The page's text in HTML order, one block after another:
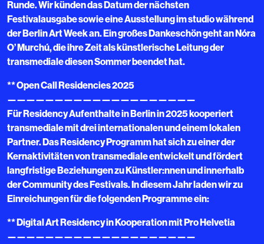
Runde. Wir künden das Datum der nächsten
Festivalausgabe sowie eine Ausstellung im studio während
der Berlin Art Week an. Ein großes Dankeschön geht an Nóra
O’ Murchú, die ihre Zeit als künstlerische Leitung der
transmediale diesen Sommer beendet hat.
** Open Call Residencies 2025
————————————————————
Für Residency Aufenthalte in Berlin in 2025 kooperiert
transmediale mit drei internationalen und einem lokalen
Partner. Das Residency Programm hat sich zu einer der
Kernaktivitäten von transmediale entwickelt und fördert
langfristige Beziehungen zu Künstler:nnen und innerhalb
der Community des Festivals. In diesem Jahr laden wir zu
Einreichungen für die folgenden Programme ein:
** Digital Art Residency in Kooperation mit Pro Helvetia
————————————————————